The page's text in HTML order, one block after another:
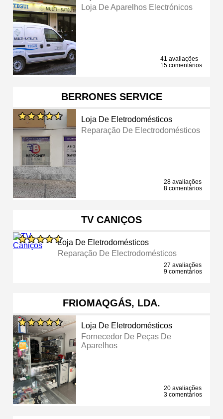
Loja De Aparelhos Electrónicos
41 avaliações
15 comentários
BERRONES SERVICE
Loja De Eletrodomésticos
Reparação De Electrodomésticos
28 avaliações
8 comentários
TV CANIÇOS
Loja De Eletrodomésticos
Reparação De Electrodomésticos
27 avaliações
9 comentários
FRIOMAQGÁS, LDA.
Loja De Eletrodomésticos
Fornecedor De Peças De
Aparelhos
20 avaliações
3 comentários